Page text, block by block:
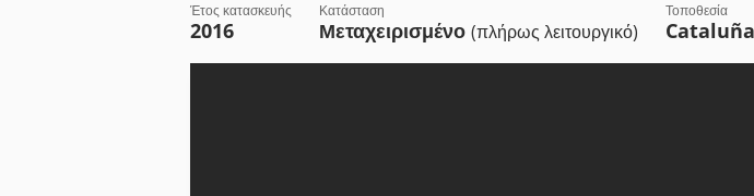
Έτος κατασκευής
2016
Κατάσταση
Μεταχειρισμένο (πλήρως λειτουργικό)
Τοποθεσία
Cataluña